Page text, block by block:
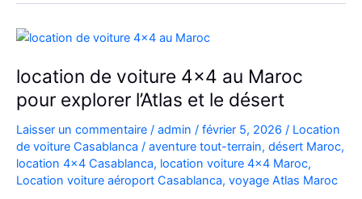
Casablanca
location de voiture 4×4 au Maroc
pour explorer l’Atlas et le désert
Laisser un commentaire / admin / février 5, 2026 / Location
de voiture Casablanca / aventure tout-terrain, désert Maroc,
location 4x4 Casablanca, location voiture 4x4 Maroc,
Location voiture aéroport Casablanca, voyage Atlas Maroc